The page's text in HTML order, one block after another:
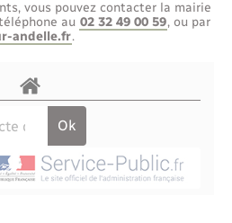
vous pouvez contacter la mairie
au 02 32 49 00 59, ou par
andelle.fr.